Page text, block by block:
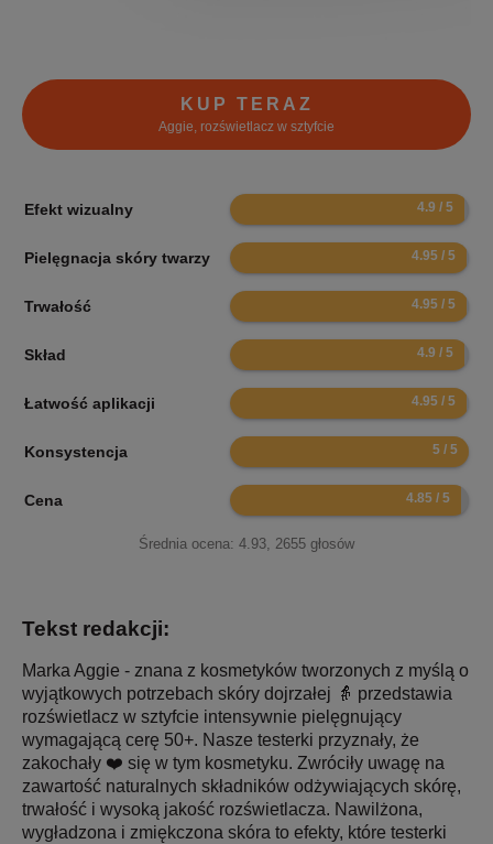
KUP TERAZ
Aggie, rozświetlacz w sztyfcie
Efekt wizualny 9.8
Pielęgnacja skóry twarzy 9.9
Trwałość 9.9
Skład 9.8
Łatwość aplikacji 9.9
Konsystencja 10
Cena 9.7
Średnia ocena: 4.93, 2655 głosów
Tekst redakcji:
Marka Aggie - znana z kosmetyków tworzonych z myślą o
wyjątkowych potrzebach skóry dojrzałej 👵 przedstawia
rozświetlacz w sztyfcie intensywnie pielęgnujący
wymagającą cerę 50+. Nasze testerki przyznały, że
zakochały ❤️ się w tym kosmetyku. Zwróciły uwagę na
zawartość naturalnych składników odżywiających skórę,
trwałość i wysoką jakość rozświetlacza. Nawilżona,
wygładzona i zmiękczona skóra to efekty, które testerki